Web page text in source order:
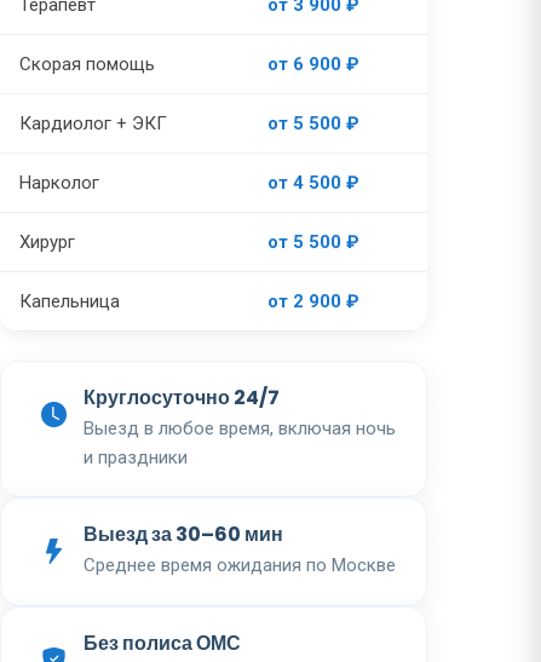
Терапевт от 3 900 ₽
Скорая помощь от 6 900 ₽
Кардиолог + ЭКГ от 5 500 ₽
Нарколог от 4 500 ₽
Хирург от 5 500 ₽
Капельница от 2 900 ₽
Круглосуточно 24/7
Выезд в любое время, включая ночь
и праздники
Выезд за 30–60 мин
Среднее время ожидания по Москве
Без полиса ОМС